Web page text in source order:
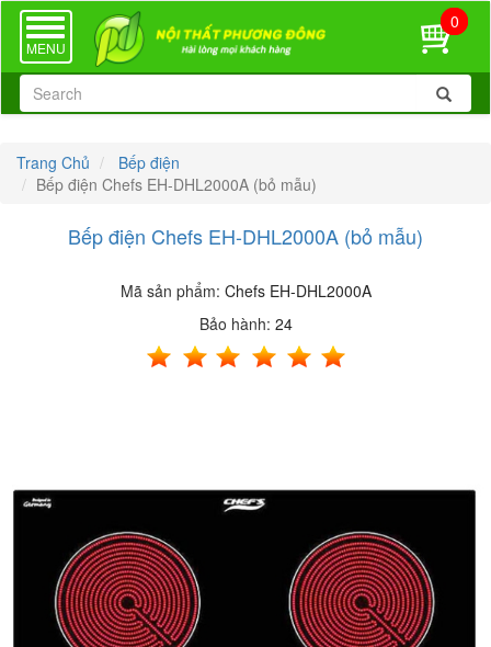
TOGGLE
NAVIGATION
MENU
0
Trang Chủ
Bếp điện
Bếp điện Chefs EH-DHL2000A (bỏ mẫu)
Bếp điện Chefs EH-DHL2000A (bỏ mẫu)
Mã sản phẩm: Chefs EH-DHL2000A
Bảo hành: 24